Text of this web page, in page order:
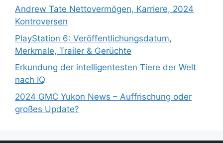
Andrew Tate Nettovermögen, Karriere, 2024
Kontroversen
PlayStation 6: Veröffentlichungsdatum,
Merkmale, Trailer & Gerüchte
Erkundung der intelligentesten Tiere der Welt
nach IQ
2024 GMC Yukon News – Auffrischung oder
großes Update?